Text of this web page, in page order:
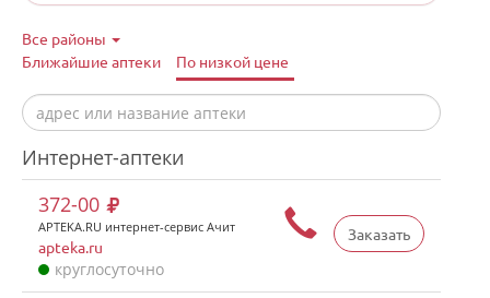
Все районы
Ближайшие аптеки
По низкой цене
Интернет-аптеки
Заказать
372-00
APTEKA.RU интернет-сервис Ачит
apteka.ru
круглосуточно